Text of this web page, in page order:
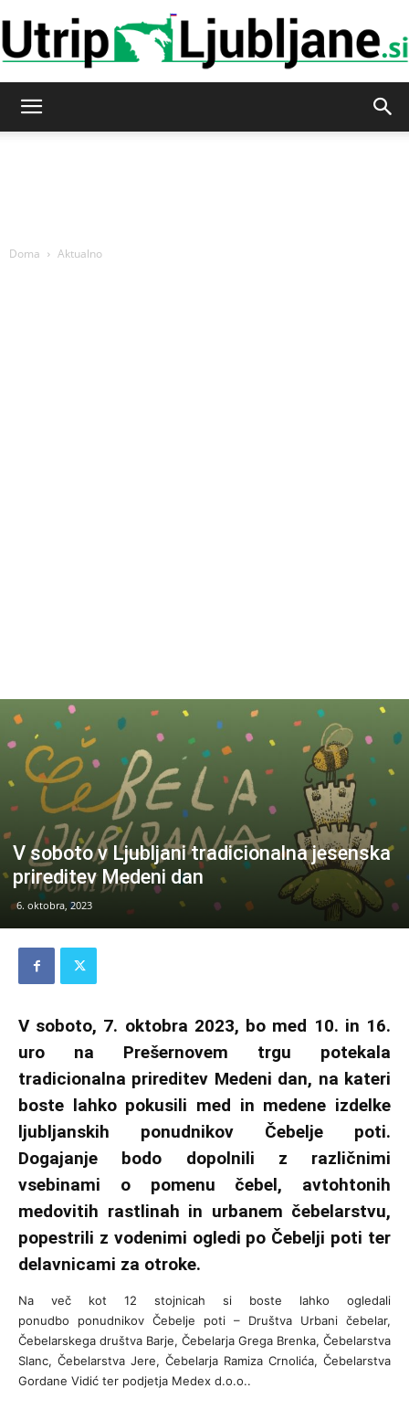
Doma Aktualno
V soboto v Ljubljani tradicionalna jesenska
prireditev Medeni dan
6. oktobra, 2023
V soboto, 7. oktobra 2023, bo med 10. in 16.
uro na Prešernovem trgu potekala
tradicionalna prireditev Medeni dan, na kateri
boste lahko pokusili med in medene izdelke
ljubljanskih ponudnikov Čebelje poti.
Dogajanje bodo dopolnili z različnimi
vsebinami o pomenu čebel, avtohtonih
medovitih rastlinah in urbanem čebelarstvu,
popestrili z vodenimi ogledi po Čebelji poti ter
delavnicami za otroke.
Na več kot 12 stojnicah si boste lahko ogledali
ponudbo ponudnikov Čebelje poti – Društva Urbani čebelar,
Čebelarskega društva Barje, Čebelarja Grega Brenka, Čebelarstva
Slanc, Čebelarstva Jere, Čebelarja Ramiza Crnolića, Čebelarstva
Gordane Vidić ter podjetja Medex d.o.o..